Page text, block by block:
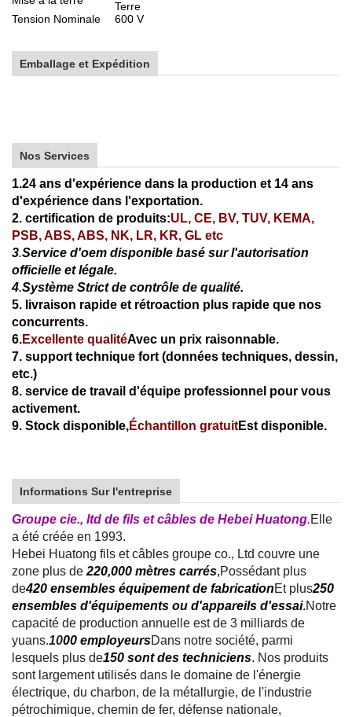
Terre
Tension Nominale
600 V
Emballage et Expédition
Nos Services
1.24 ans d'expérience dans la production et 14 ans
d'expérience dans l'exportation.
2. certification de produits:UL, CE, BV, TUV, KEMA,
PSB, ABS, ABS, NK, LR, KR, GL etc
3.Service d'oem disponible basé sur l'autorisation
officielle et légale.
4.Système Strict de contrôle de qualité.
5. livraison rapide et rétroaction plus rapide que nos
concurrents.
6.Excellente qualitéAvec un prix raisonnable.
7. support technique fort (données techniques, dessin,
etc.)
8. service de travail d'équipe professionnel pour vous
activement.
9. Stock disponible,Échantillon gratuitEst disponible.
Informations Sur l'entreprise
Groupe cie., ltd de fils et câbles de Hebei Huatong.Elle
a été créée en 1993.
Hebei Huatong fils et câbles groupe co., Ltd couvre une
zone plus de 220,000 mètres carrés,Possédant plus
de420 ensembles équipement de fabricationEt plus250
ensembles d'équipements ou d'appareils d'essai.Notre
capacité de production annuelle est de 3 milliards de
yuans.1000 employeursDans notre société, parmi
lesquels plus de150 sont des techniciens. Nos produits
sont largement utilisés dans le domaine de l'énergie
électrique, du charbon, de la métallurgie, de l'industrie
pétrochimique, chemin de fer, défense nationale,